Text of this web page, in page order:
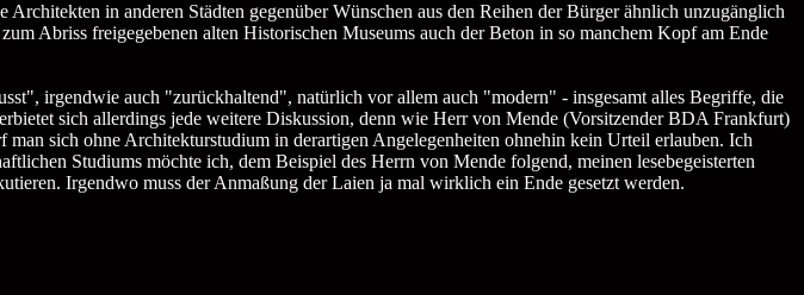
in anderen Städten gegenüber Wünschen aus den Reihen der Bürger ähnlich unzugänglich
Abriss freigegebenen alten Historischen Museums auch der Beton in so manchem Kopf am Ende
irgendwie auch "zurückhaltend", natürlich vor allem auch "modern" - insgesamt alles Begriffe, die
sich allerdings jede weitere Diskussion, denn wie Herr von Mende (Vorsitzender BDA Frankfurt)
sich ohne Architekturstudium in derartigen Angelegenheiten ohnehin kein Urteil erlauben. Ich
Studiums möchte ich, dem Beispiel des Herrn von Mende folgend, meinen lesebegeisterten
Irgendwo muss der Anmaßung der Laien ja mal wirklich ein Ende gesetzt werden.